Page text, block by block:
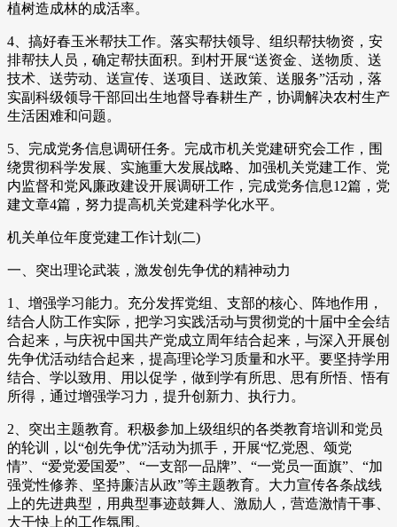
植树造成林的成活率。
4、搞好春玉米帮扶工作。落实帮扶领导、组织帮扶物资，安
排帮扶人员，确定帮扶面积。到村开展“送资金、送物质、送
技术、送劳动、送宣传、送项目、送政策、送服务”活动，落
实副科级领导干部回出生地督导春耕生产，协调解决农村生产
生活困难和问题。
5、完成党务信息调研任务。完成市机关党建研究会工作，围
绕贯彻科学发展、实施重大发展战略、加强机关党建工作、党
内监督和党风廉政建设开展调研工作，完成党务信息12篇，党
建文章4篇，努力提高机关党建科学化水平。
机关单位年度党建工作计划(二)
一、突出理论武装，激发创先争优的精神动力
1、增强学习能力。充分发挥党组、支部的核心、阵地作用，
结合人防工作实际，把学习实践活动与贯彻党的十届中全会结
合起来，与庆祝中国共产党成立周年结合起来，与深入开展创
先争优活动结合起来，提高理论学习质量和水平。要坚持学用
结合、学以致用、用以促学，做到学有所思、思有所悟、悟有
所得，通过增强学习力，提升创新力、执行力。
2、突出主题教育。积极参加上级组织的各类教育培训和党员
的轮训，以“创先争优”活动为抓手，开展“忆党恩、颂党
情”、“爱党爱国爱”、“一支部一品牌”、“一党员一面旗”、“加
强党性修养、坚持廉洁从政”等主题教育。大力宣传各条战线
上的先进典型，用典型事迹鼓舞人、激励人，营造激情干事、
大干快上的工作氛围。